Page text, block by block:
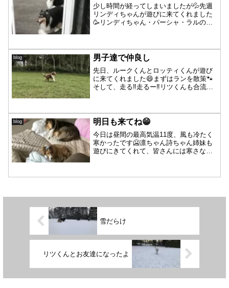
少し時間が経ってしまいましたが💦先週
リンディちゃんが遊びに来てくれました
🥳リンディちゃん・パーシャ・ラルのト
✋と仕掛けてワンプロ始まりました🤼今
回はパーシャ、どうかな〜...
blog 男子達で仲良し
先日、ルークくんとロッティくんが遊び
に来てくれました😄まずはランを散策🐾
そして、走る‼️走るー‼️リツくんも合流し
お友達❤️男子4人でそれはそれは楽しそう
に♪よく走って...
blog 明日も来てね😁
今日は昼間の最高気温11度、風も冷たく
寒かったです🥶凛ちゃん詩ちゃん姉妹も
遊びにきてくれて、皆さんには寒さなん
のところ体の調子が良いように思います
雪だらけ
リツくんとお友達になったよ